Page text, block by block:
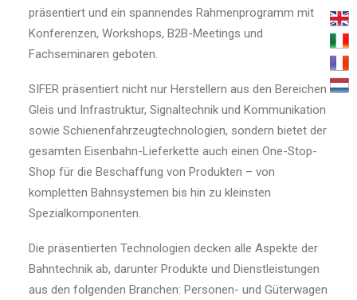
präsentiert und ein spannendes Rahmenprogramm mit
Konferenzen, Workshops, B2B-Meetings und
Fachseminaren geboten.
SIFER präsentiert nicht nur Herstellern aus den Bereichen
Gleis und Infrastruktur, Signaltechnik und Kommunikation
sowie Schienenfahrzeugtechnologien, sondern bietet der
gesamten Eisenbahn-Lieferkette auch einen One-Stop-
Shop für die Beschaffung von Produkten – von
kompletten Bahnsystemen bis hin zu kleinsten
Spezialkomponenten.
Die präsentierten Technologien decken alle Aspekte der
Bahntechnik ab, darunter Produkte und Dienstleistungen
aus den folgenden Branchen: Personen- und Güterwagen